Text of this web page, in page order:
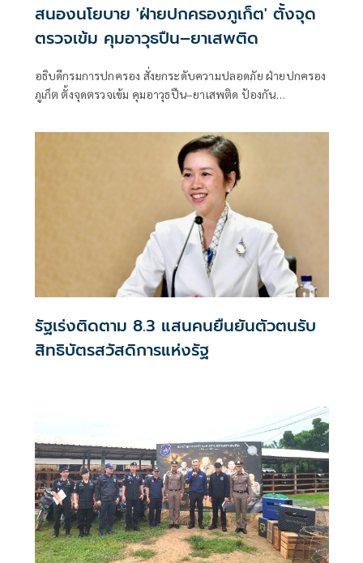
สนองนโยบาย 'ฝ่ายปกครองภูเก็ต' ตั้งจุด
ตรวจเข้ม คุมอาวุธปืน–ยาเสพติด
อธิบดีกรมการปกครอง สั่งยกระดับความปลอดภัย ฝ่ายปกครอง
ภูเก็ต ตั้งจุดตรวจเข้ม คุมอาวุธปืน–ยาเสพติด ป้องกัน
รัฐเร่งติดตาม 8.3 แสนคนยืนยันตัวตนรับ
สิทธิบัตรสวัสดิการแห่งรัฐ